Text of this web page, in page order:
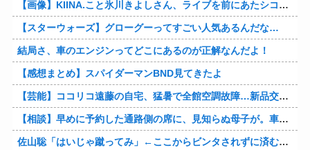
【画像】KIINA.こと氷川きよしさん、ライブを前にあたシコ欲全開www
【スターウォーズ】グローグーってすごい人気あるんだな…
結局さ、車のエンジンってどこにあるのが正解なんだよ！
【感想まとめ】スパイダーマンBND見てきたよ
【芸能】ココリコ遠藤の自宅、猛暑で全館空調故障…新品交換費300万円…高額費用に「高すぎる」
【相談】早めに予約した通路側の席に、見知らぬ母子が。車掌の呼びかけにも「目を閉じて無視」して居座られました。無理やり奪われた席は、結局“やったもん勝ち”になってしまうのでしょうか？
佐山聡「はいじゃ蹴ってみ」←ここからビンタされずに済む方法